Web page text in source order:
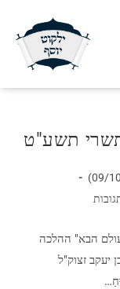
תשרי תשע"ט
הבא" ההלכה
יעקב זצוק"ל